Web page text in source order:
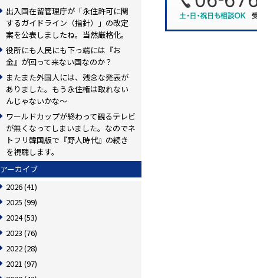
出入国在留管理庁が「永住許可に関
するガイドライン（指針）」の改定
案を公表しましたね。当然厳格化。
役所にも人民にも下っ端には『お
金』が回って来ない国なのか？
またまた外国人には、残念な発表が
ありました。もう永住権は取れない
んじゃないかな〜
ワールドカップが終わって観るテレビ
が無くなってしまいました。なのでネ
トフリ韓国版で『野人時代』の続き
を視聴します。
アーカイブ
2026(41)
2025 (99)
2024(53)
2023 (76)
2022(28)
2021 (97)